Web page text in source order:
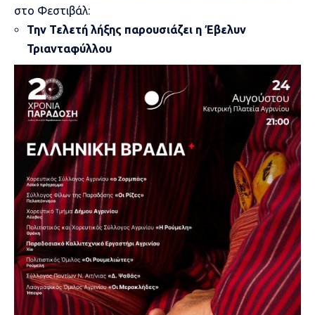
στο Φεστιβάλ:
Την Τελετή λήξης παρουσιάζει η Έβελυν
Τριανταφύλλου